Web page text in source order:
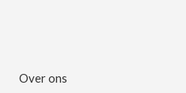
Over ons